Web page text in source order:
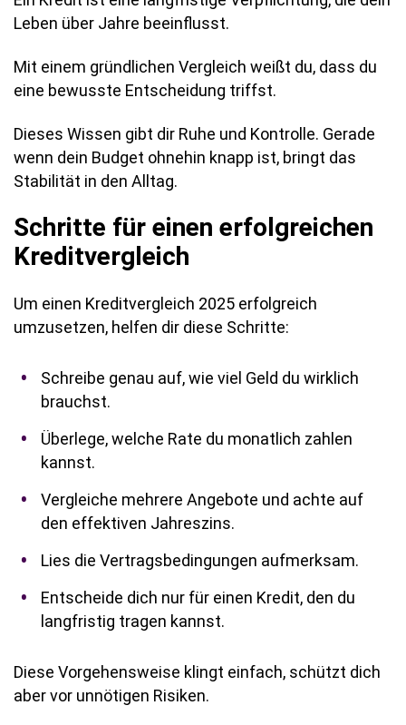
Leben über Jahre beeinflusst.
Mit einem gründlichen Vergleich weißt du, dass du
eine bewusste Entscheidung triffst.
Dieses Wissen gibt dir Ruhe und Kontrolle. Gerade
wenn dein Budget ohnehin knapp ist, bringt das
Stabilität in den Alltag.
Schritte für einen erfolgreichen
Kreditvergleich
Um einen Kreditvergleich 2025 erfolgreich
umzusetzen, helfen dir diese Schritte:
Schreibe genau auf, wie viel Geld du wirklich
brauchst.
Überlege, welche Rate du monatlich zahlen
kannst.
Vergleiche mehrere Angebote und achte auf
den effektiven Jahreszins.
Lies die Vertragsbedingungen aufmerksam.
Entscheide dich nur für einen Kredit, den du
langfristig tragen kannst.
Diese Vorgehensweise klingt einfach, schützt dich
aber vor unnötigen Risiken.